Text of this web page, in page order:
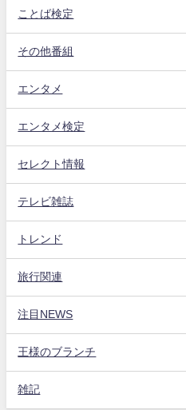
ことば検定
その他番組
エンタメ
エンタメ検定
セレクト情報
テレビ雑誌
トレンド
旅行関連
注目NEWS
王様のブランチ
雑記